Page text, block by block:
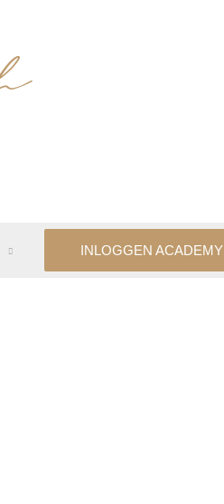
INLOGGEN ACADEMY